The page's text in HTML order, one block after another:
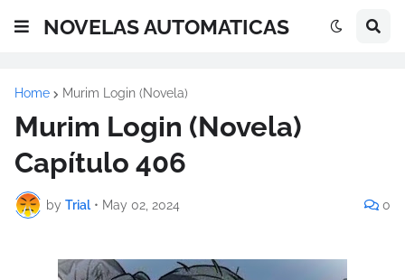
NOVELAS AUTOMATICAS
Home Murim Login (Novela)
Murim Login (Novela)
Capítulo 406
by Trial • May 02, 2024 0